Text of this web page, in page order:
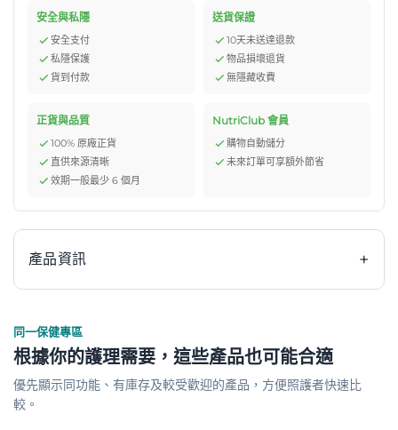
安全與私隱
安全支付
私隱保護
貨到付款
送貨保證
10天未送達退款
物品損壞退貨
無隱藏收費
正貨與品質
100% 原廠正貨
直供來源清晰
效期一般最少 6 個月
NutriClub 會員
購物自動儲分
未來訂單可享額外節省
產品資訊 +
雀巢 Nestle ISOCAL 100 Mini 愛素寶100 Mini 粟米湯味
100毫升的迷你包裝，提供高濃度的能量（每毫升2.0千
同一保健專區
根據你的護理需要，這些產品也可能合適
優先顯示同功能、有庫存及較受歡迎的產品，方便照護者快速比
較。